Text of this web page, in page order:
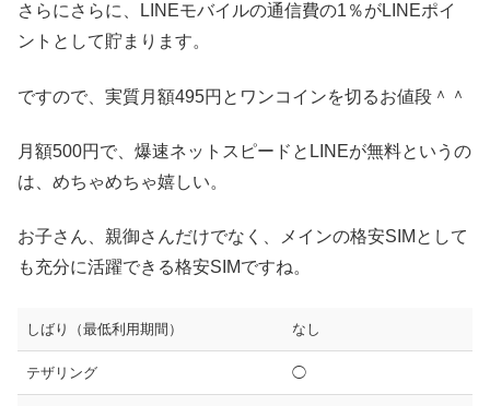
さらにさらに、LINEモバイルの通信費の1％がLINEポイ
ントとして貯まります。
ですので、実質月額495円とワンコインを切るお値段＾＾
月額500円で、爆速ネットスピードとLINEが無料というの
は、めちゃめちゃ嬉しい。
お子さん、親御さんだけでなく、メインの格安SIMとして
も充分に活躍できる格安SIMですね。
しばり（最低利用期間） なし
テザリング ◯